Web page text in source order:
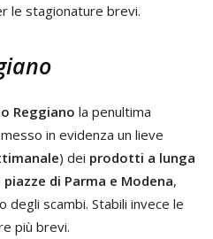
le stagionature brevi.
Reggiano la penultima
in evidenza un lieve
) dei prodotti a lunga
piazze di Parma e Modena,
degli scambi. Stabili invece le
più brevi.